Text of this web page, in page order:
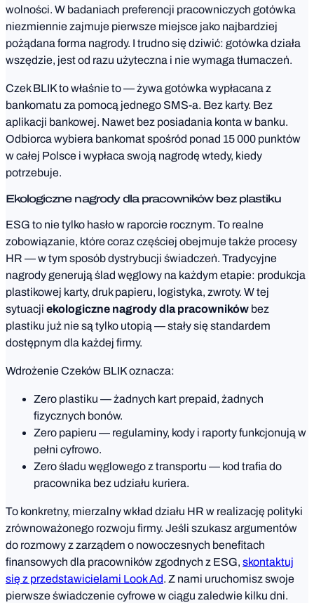
wolności. W badaniach preferencji pracowniczych gotówka
niezmiennie zajmuje pierwsze miejsce jako najbardziej
pożądana forma nagrody. I trudno się dziwić: gotówka działa
wszędzie, jest od razu użyteczna i nie wymaga tłumaczeń.
Czek BLIK to właśnie to — żywa gotówka wypłacana z
bankomatu za pomocą jednego SMS-a. Bez karty. Bez
aplikacji bankowej. Nawet bez posiadania konta w banku.
Odbiorca wybiera bankomat spośród ponad 15 000 punktów
w całej Polsce i wypłaca swoją nagrodę wtedy, kiedy
potrzebuje.
Ekologiczne nagrody dla pracowników bez plastiku
ESG to nie tylko hasło w raporcie rocznym. To realne
zobowiązanie, które coraz częściej obejmuje także procesy
HR — w tym sposób dystrybucji świadczeń. Tradycyjne
nagrody generują ślad węglowy na każdym etapie: produkcja
plastikowej karty, druk papieru, logistyka, zwroty. W tej
sytuacji ekologiczne nagrody dla pracowników bez
plastiku już nie są tylko utopią — stały się standardem
dostępnym dla każdej firmy.
Wdrożenie Czeków BLIK oznacza:
Zero plastiku — żadnych kart prepaid, żadnych
fizycznych bonów.
Zero papieru — regulaminy, kody i raporty funkcjonują w
pełni cyfrowo.
Zero śladu węglowego z transportu — kod trafia do
pracownika bez udziału kuriera.
To konkretny, mierzalny wkład działu HR w realizację polityki
zrównoważonego rozwoju firmy. Jeśli szukasz argumentów
do rozmowy z zarządem o nowoczesnych benefitach
finansowych dla pracowników zgodnych z ESG, skontaktuj
się z przedstawicielami Look Ad. Z nami uruchomisz swoje
pierwsze świadczenie cyfrowe w ciągu zaledwie kilku dni.